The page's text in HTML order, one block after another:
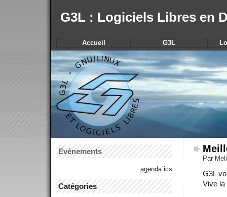
G3L : Logiciels Libres en
Par
G3L
Vive la
Accueil G3L
Evènements
agenda ics
Catégories